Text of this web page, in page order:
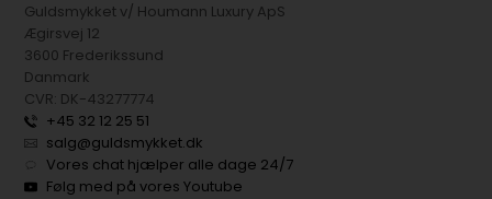
Guldsmykket v/ Houmann Luxury ApS
Ægirsvej 12
3600 Frederikssund
Danmark
CVR: DK-43277774
+45 32 12 25 51
salg@guldsmykket.dk
Vores chat hjælper alle dage 24/7
Følg med på vores Youtube